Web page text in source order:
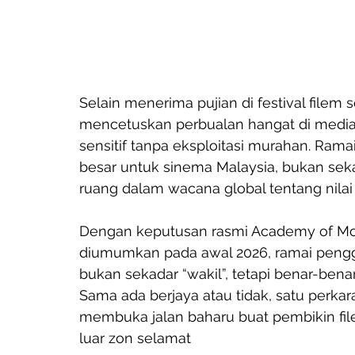
Selain menerima pujian di festival filem
mencetuskan perbualan hangat di
sensitif tanpa eksploitasi murahan.
besar untuk sinema Malaysia, bukan
ruang dalam wacana global tentang
Dengan keputusan rasmi Academy of
diumumkan pada awal 2026, ramai
bukan sekadar “wakil”, tetapi benar-
Sama ada berjaya atau tidak, satu
membuka jalan baharu buat pembikin
luar zon selamat